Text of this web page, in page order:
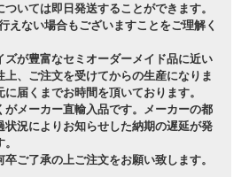
いては即日発送することができます。
えない場合もございますことをご理解く
ズが豊富なセミオーダーメイド品に近い
、ご注文を受けてからの生産になりま
届くまでお時間を頂いております。
がメーカー直輸入品です。メーカーの都
状況によりお知らせした納期の遅延が発
ご了承の上ご注文をお願い致します。